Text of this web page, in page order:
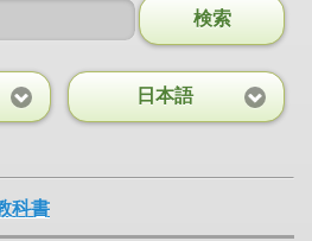
検索
日本語
科書